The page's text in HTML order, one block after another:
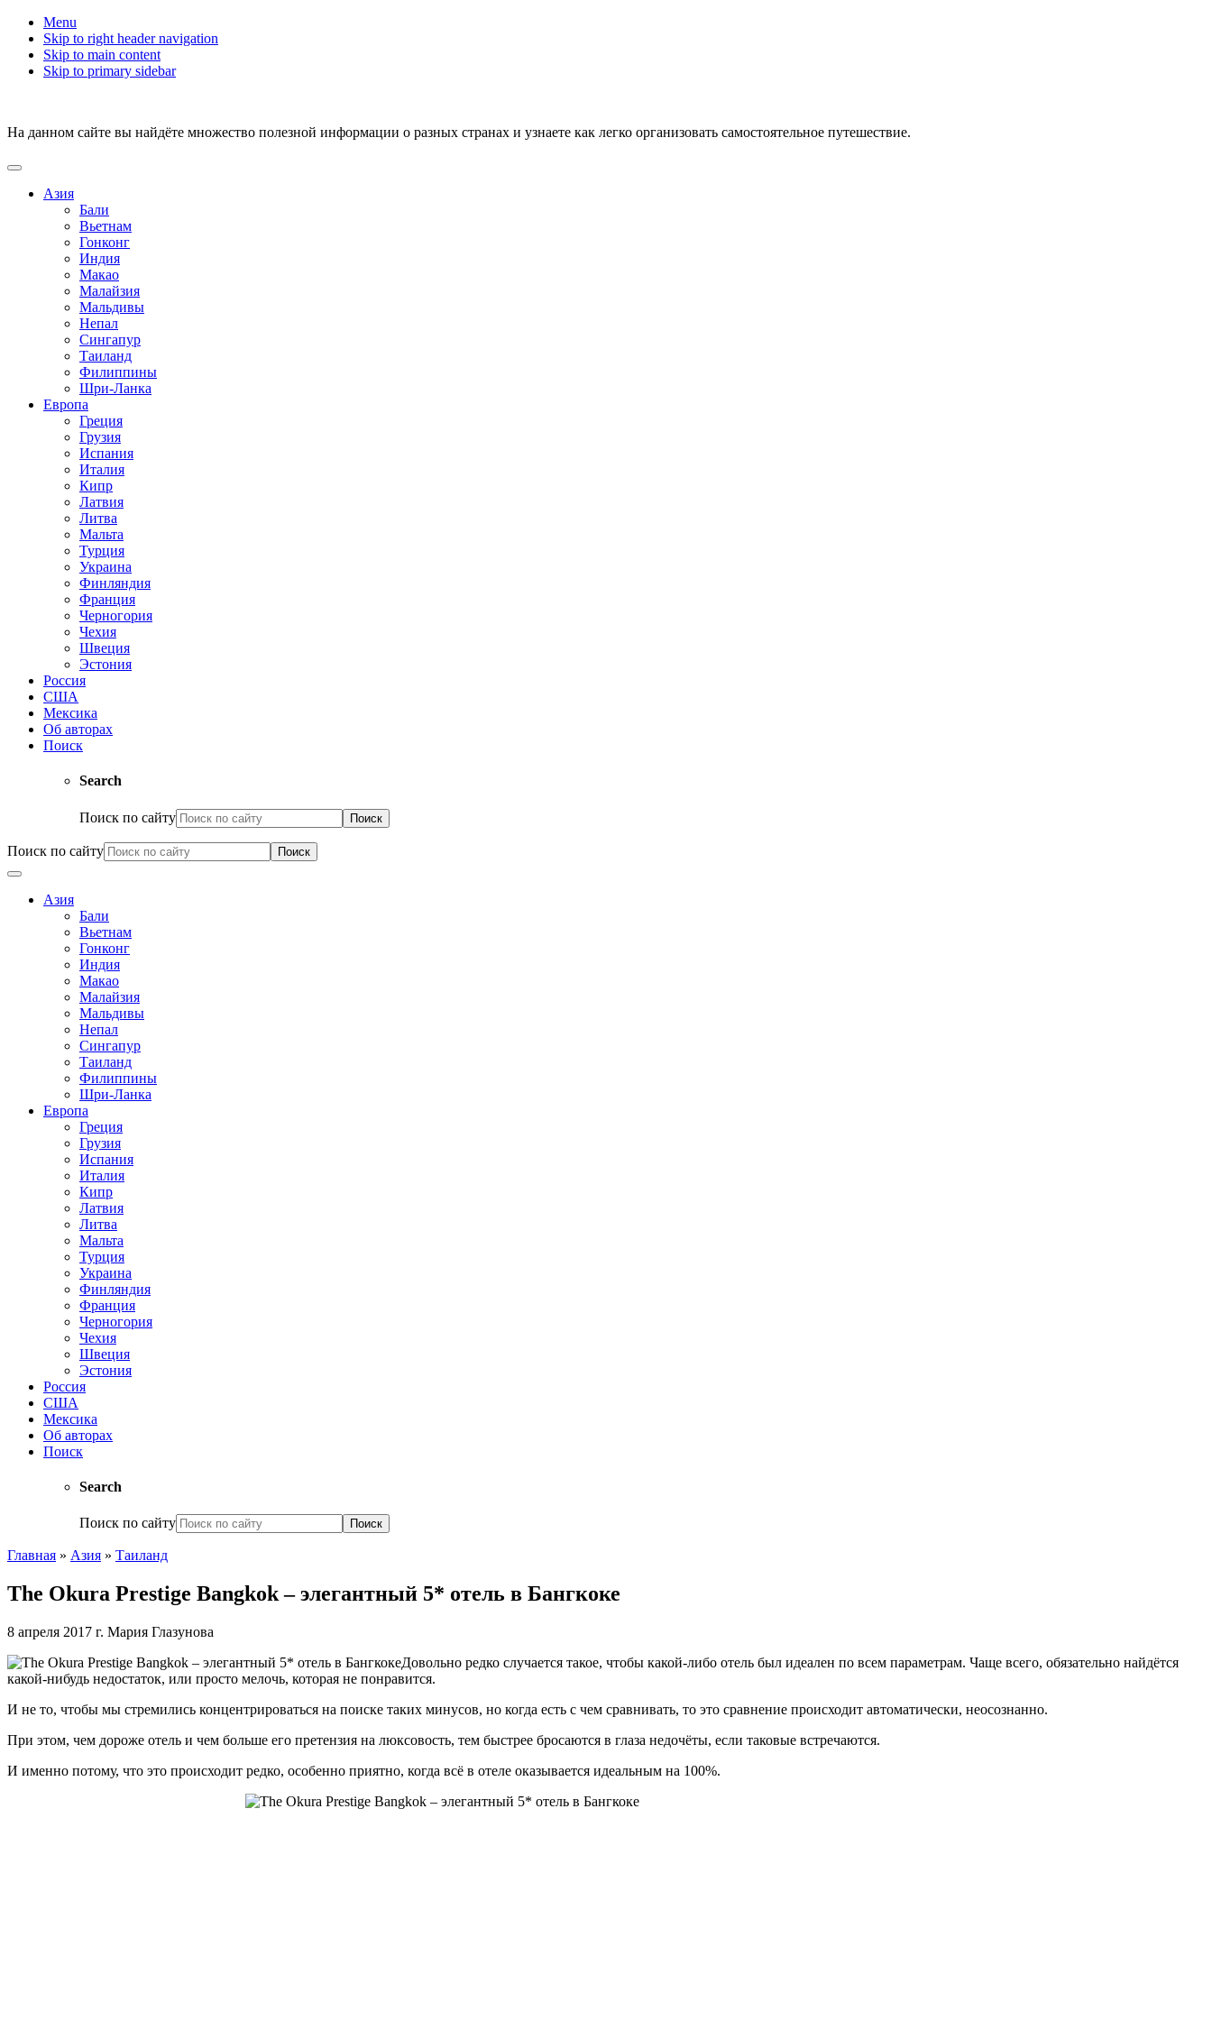
Menu
Skip to right header navigation
Skip to main content
Skip to primary sidebar
На данном сайте вы найдёте множество полезной информации о разных странах и узнаете как легко организовать самостоятельное путешествие.
Азия
Бали
Вьетнам
Гонконг
Индия
Макао
Малайзия
Мальдивы
Непал
Сингапур
Таиланд
Филиппины
Шри-Ланка
Европа
Греция
Грузия
Испания
Италия
Кипр
Латвия
Литва
Мальта
Турция
Украина
Финляндия
Франция
Черногория
Чехия
Швеция
Эстония
Россия
США
Мексика
Об авторах
Поиск
Search
Поиск по сайту
Поиск по сайту
Азия
Бали
Вьетнам
Гонконг
Индия
Макао
Малайзия
Мальдивы
Непал
Сингапур
Таиланд
Филиппины
Шри-Ланка
Европа
Греция
Грузия
Испания
Италия
Кипр
Латвия
Литва
Мальта
Турция
Украина
Финляндия
Франция
Черногория
Чехия
Швеция
Эстония
Россия
США
Мексика
Об авторах
Поиск
Search
Поиск по сайту
Главная » Азия » Таиланд
The Okura Prestige Bangkok – элегантный 5* отель в Бангкоке
8 апреля 2017 г. Мария Глазунова
Довольно редко случается такое, чтобы какой-либо отель был идеален по всем параметрам. Чаще всего, обязательно найдётся
какой-нибудь недостаток, или просто мелочь, которая не понравится.
И не то, чтобы мы стремились концентрироваться на поиске таких минусов, но когда есть с чем сравнивать, то это сравнение происходит автоматически, неосознанно.
При этом, чем дороже отель и чем больше его претензия на люксовость, тем быстрее бросаются в глаза недочёты, если таковые встречаются.
И именно потому, что это происходит редко, особенно приятно, когда всё в отеле оказывается идеальным на 100%.